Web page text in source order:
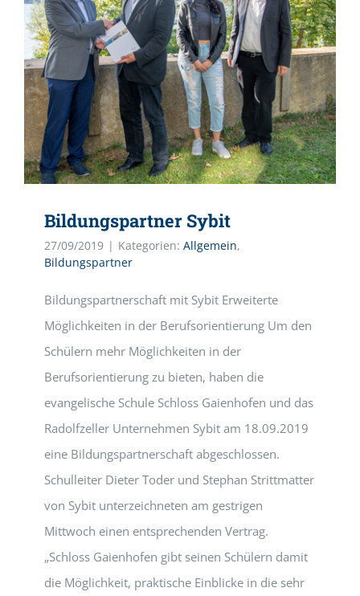
Bildungspartner Sybit
27/09/2019 | Kategorien: Allgemein,
Bildungspartner
Bildungspartnerschaft mit Sybit Erweiterte
Möglichkeiten in der Berufsorientierung Um den
Schülern mehr Möglichkeiten in der
Berufsorientierung zu bieten, haben die
evangelische Schule Schloss Gaienhofen und das
Radolfzeller Unternehmen Sybit am 18.09.2019
eine Bildungspartnerschaft abgeschlossen.
Schulleiter Dieter Toder und Stephan Strittmatter
von Sybit unterzeichneten am gestrigen
Mittwoch einen entsprechenden Vertrag.
„Schloss Gaienhofen gibt seinen Schülern damit
die Möglichkeit, praktische Einblicke in die sehr